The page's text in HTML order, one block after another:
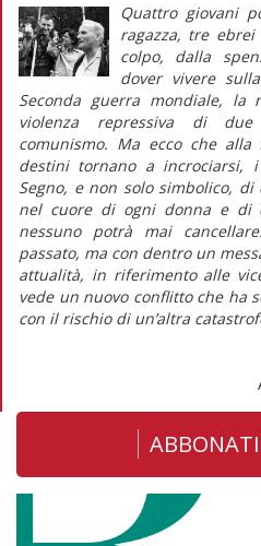
Quattro giovani
ragazza, tre
colpo, dalla
dover vivere
Seconda guerra mondiale, la
violenza repressiva di
comunismo. Ma ecco che
destini tornano a incrociarsi,
Segno, e non solo simbolico,
nel cuore di ogni donna e di
nessuno potrà mai
passato, ma con dentro un
attualità, in riferimento alle
vede un nuovo conflitto che ha
con il rischio di un’altra